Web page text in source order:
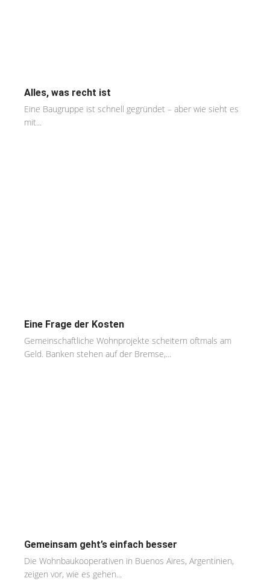
Alles, was recht ist
Eine Baugruppe ist schnell gegründet – aber wie sieht es
mit...
Eine Frage der Kosten
Gemeinschaftliche Wohnprojekte scheitern oftmals am
Geld. Banken stehen auf der Bremse,...
Gemeinsam geht’s einfach besser
Die Wohnbaukooperativen in Buenos Aires, Argentinien,
zeigen vor, wie es gehen...